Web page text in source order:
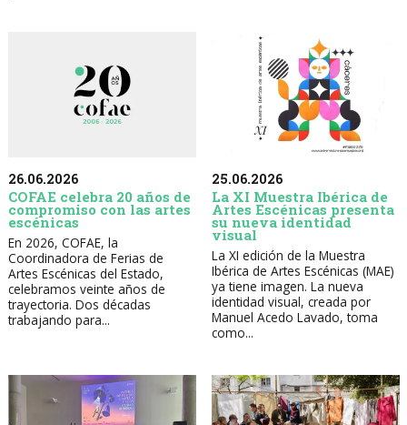
26.06.2026
COFAE celebra 20 años de
compromiso con las artes
escénicas
En 2026, COFAE, la
Coordinadora de Ferias de
Artes Escénicas del Estado,
celebramos veinte años de
trayectoria. Dos décadas
trabajando para...
25.06.2026
La XI Muestra Ibérica de
Artes Escénicas presenta
su nueva identidad
visual
La XI edición de la Muestra
Ibérica de Artes Escénicas (MAE)
ya tiene imagen. La nueva
identidad visual, creada por
Manuel Acedo Lavado, toma
como...